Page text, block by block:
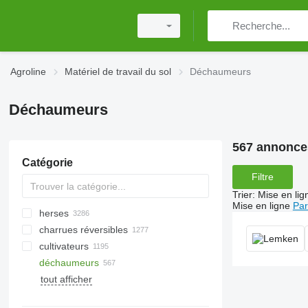
Agroline Matériel de travail du sol Déchaumeurs
Déchaumeurs
Catégorie
herses
herses à disques
herses rotatives
herses à dents flexibles
herses à dents
charrues réversibles
cultivateurs
broyeurs pour tracteur
broyeurs pour excavatrice
déchaumeurs
rouleaux cambridge
tout afficher
567
Filtre
Trier: Mise en
Mise en ligne